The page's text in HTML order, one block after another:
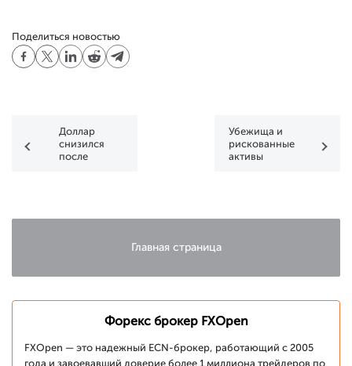
Поделиться новостью
Доллар
снизился
после
Убежища и
рискованные
активы
Главная страница
Форекс брокер FXOpen
FXOpen — это надежный ECN-брокер, работающий с 2005
года и завоевавший доверие более 1 миллиона трейдеров по